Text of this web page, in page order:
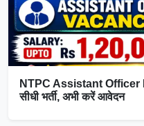
NTPC Assistant Officer
सीधी भर्ती, अभी करें आवेदन